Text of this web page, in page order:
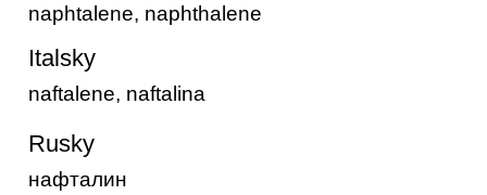
naphtalene, naphthalene
Italsky
naftalene, naftalina
Rusky
нафталин